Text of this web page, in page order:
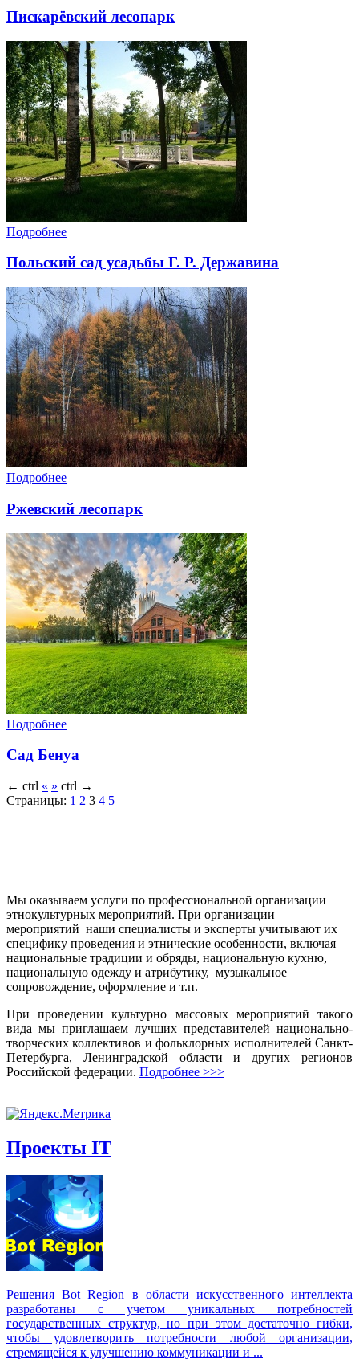
Пискарёвский лесопарк
Подробнее
Польский сад усадьбы Г. Р. Державина
Подробнее
Ржевский лесопарк
Подробнее
Сад Бенуа
← ctrl « » ctrl →
Страницы: 1 2 3 4 5
Мы оказываем услуги по профессиональной организации
этнокультурных мероприятий. При организации
мероприятий наши специалисты и эксперты учитывают их
специфику проведения и этнические особенности, включая
национальные традиции и обряды, национальную кухню,
национальную одежду и атрибутику, музыкальное
сопровождение, оформление и т.п.
При проведении культурно массовых мероприятий такого
вида мы приглашаем лучших представителей национально-
творческих коллективов и фольклорных исполнителей Санкт-
Петербурга, Ленинградской области и других регионов
Российской федерации. Подробнее >>>
Проекты IT
Решения Вot Region в области искусственного интеллекта
разработаны с учетом уникальных потребностей
государственных структур, но при этом достаточно гибки,
чтобы удовлетворить потребности любой организации,
стремящейся к улучшению коммуникации и ...